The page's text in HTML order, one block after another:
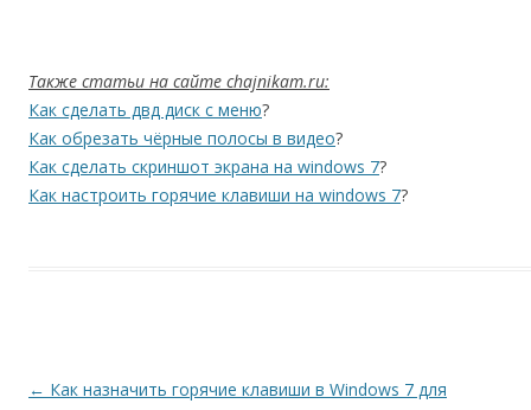
Также статьи на сайте chajnikam.ru:
Как сделать двд диск с меню?
Как обрезать чёрные полосы в видео?
Как сделать скриншот экрана на windows 7?
Как настроить горячие клавиши на windows 7?
Навигация по записям
← Как назначить горячие клавиши в Windows 7 для